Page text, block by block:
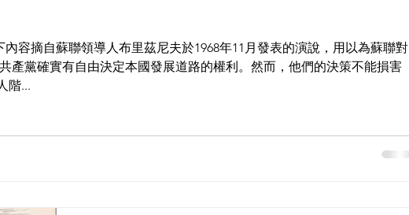
容摘自蘇聯領導人布里茲尼夫於1968年11月發表的演說，用以為蘇聯對
產黨確實有自由決定本國發展道路的權利。然而，他們的決策不能損害
階...